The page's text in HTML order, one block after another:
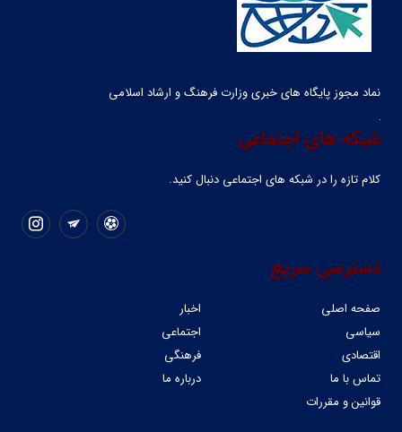
نماد مجوز پایگاه های خبری وزارت فرهنگ و ارشاد اسلامی
شبکه های اجتماعی
کلام تازه را در شبکه ‌های اجتماعی دنبال کنید.
دسترسی سریع
صفحه اصلی
اخبار
سیاسی
اجتماعی
اقتصادی
فرهنگی
تماس با ما
درباره ما
قوانین و مقررات